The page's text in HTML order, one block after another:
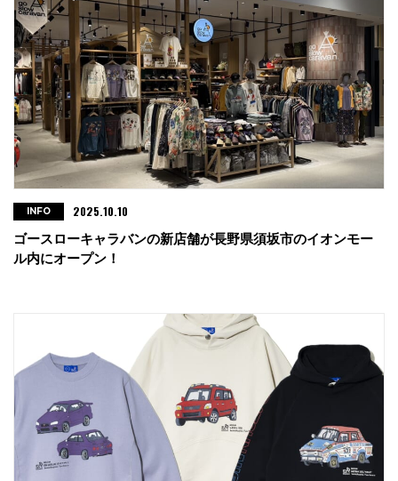
ゴースローキャラバンの新店舗が長野県須坂市のイオンモー
ル内にオープン！
INFO 2025.10.10